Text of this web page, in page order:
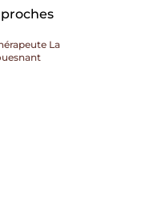
La